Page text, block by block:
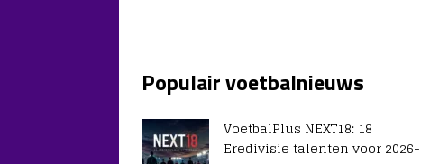
Populair voetbalnieuws
VoetbalPlus NEXT18: 18
Eredivisie talenten voor 2026-